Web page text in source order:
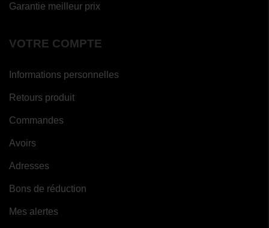
Garantie meilleur prix
VOTRE COMPTE
Informations personnelles
Retours produit
Commandes
Avoirs
Adresses
Bons de réduction
Mes alertes